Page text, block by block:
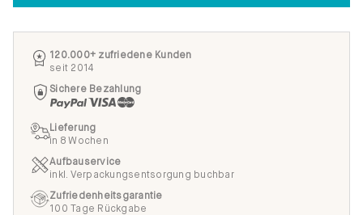
120.000+ zufriedene Kunden
seit 2014
Sichere Bezahlung
Lieferung
in 8 Wochen
Aufbauservice
inkl. Verpackungsentsorgung buchbar
Zufriedenheitsgarantie
100 Tage Rückgabe